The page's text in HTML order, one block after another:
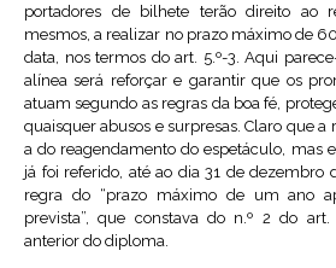
portadores de bilhete terão direito ao
mesmos, a realizar no prazo máximo de
data, nos termos do art. 5.º-3. Aqui
alínea será reforçar e garantir que os
atuam segundo as regras da boa fé,
quaisquer abusos e surpresas. Claro que
a do reagendamento do espetáculo, mas
já foi referido, até ao dia 31 de dezembro
regra do “prazo máximo de um ano
prevista”, que constava do n.º 2 do
anterior do diploma.